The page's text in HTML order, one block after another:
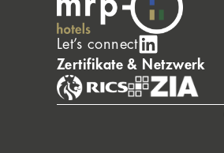
Let’s connect
Zertifikate & Netzwerk